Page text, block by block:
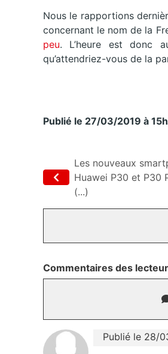
Nous le rapportions
concernant le nom de la
peu. L’heure est donc
qu’attendriez-vous de la
Publié le 27/03/2019 à
Les nouveaux
Huawei P30 et P30
(...)
Commentaires des
Publié le 28/